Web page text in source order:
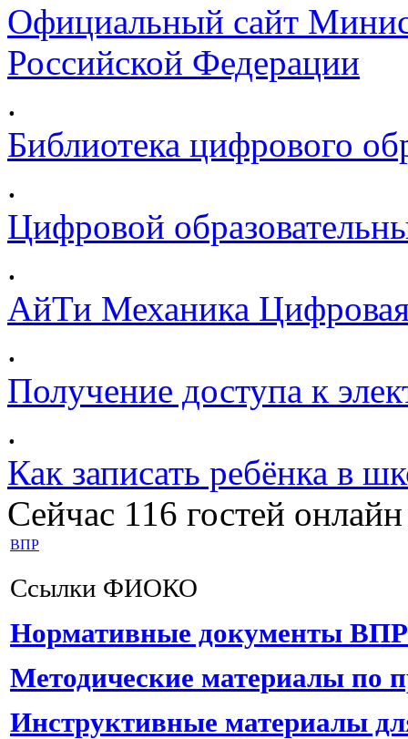
Официальный сайт
Российской Федерации
.
Библиотека цифрового
.
Цифровой
.
АйТи Механика
.
Получение доступа к
.
Как записать ребёнка в
Сейчас 116 гостей онлайн
ВПР
Ссылки ФИОКО
Нормативные документы ВПР
Методические материалы по
Инструктивные материалы